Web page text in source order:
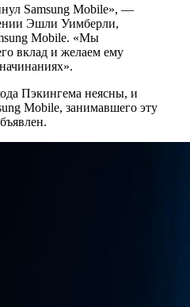
Samsung Mobile», —
Эшли Уимберли,
Mobile. «Мы
вклад и желаем ему
Пэкингема неясны, и
Mobile, занимавшего эту